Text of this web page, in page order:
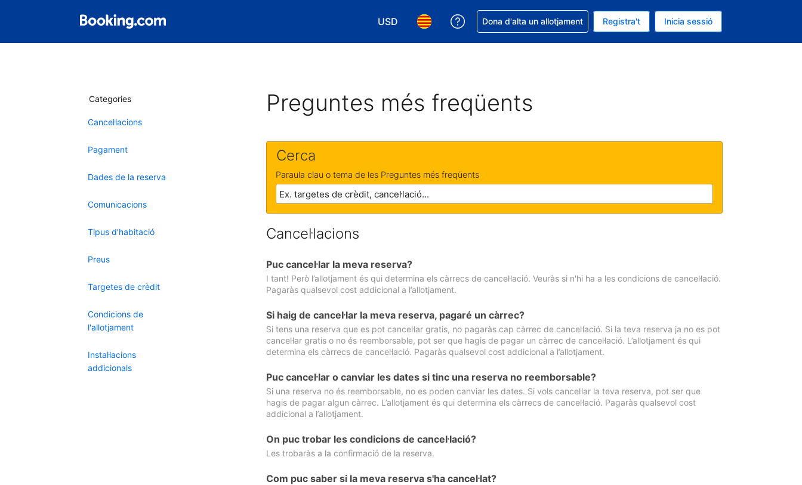
USD
Tria la moneda. La moneda actual és Dòlar dels Estats Units
Tria l'idioma. L'idioma actual és Català
Rep ajuda amb la reserva
Dona d'alta un allotjament Registra't Inicia sessió
Categories
Cancel·lacions
Pagament
Dades de la reserva
Comunicacions
Tipus d’habitació
Preus
Targetes de crèdit
Condicions de
l'allotjament
Instal·lacions
addicionals
Preguntes més freqüents
Cerca
Paraula clau o tema de les Preguntes més freqüents
Cancel·lacions
Puc cancel·lar la meva reserva?
I tant! Però l’allotjament és qui determina els càrrecs de cancel·lació. Veuràs si n'hi ha a les condicions de cancel·lació.
Pagaràs qualsevol cost addicional a l’allotjament.
Si haig de cancel·lar la meva reserva, pagaré un càrrec?
Si tens una reserva que es pot cancel·lar gratis, no pagaràs cap càrrec de cancel·lació. Si la teva reserva ja no es pot
cancel·lar gratis o no és reemborsable, pot ser que hagis de pagar un càrrec de cancel·lació. L’allotjament és qui
determina els càrrecs de cancel·lació. Pagaràs qualsevol cost addicional a l’allotjament.
Puc cancel·lar o canviar les dates si tinc una reserva no reemborsable?
Si una reserva no és reemborsable, no es poden canviar les dates. Si vols cancel·lar la teva reserva, pot ser que
hagis de pagar algun càrrec. L’allotjament és qui determina els càrrecs de cancel·lació. Pagaràs qualsevol cost
addicional a l’allotjament.
On puc trobar les condicions de cancel·lació?
Les trobaràs a la confirmació de la reserva.
Com puc saber si la meva reserva s'ha cancel·lat?